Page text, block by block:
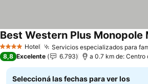
4 EstrellasHotel Servicios especializados para
Best Western Plus Monopole
8,8 Excelente 6.793 a 0.7 km de: Centro
Seleccioná las fechas para ver los